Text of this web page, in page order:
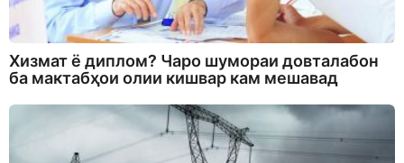
Хизмат ё диплом? Чаро шумораи довталабон
ба мактабҳои олии кишвар кам мешавад